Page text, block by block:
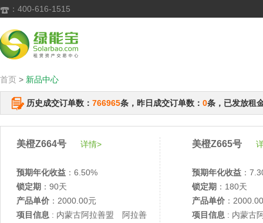
 ：400-616-1515
首页 > 新品中心
历史成交订单数： 766965条，昨日成交订单数： 0条，已发放租
美橙Z664号 详情>
预期年化收益 ：6.50%
锁定期 ：90天
产品单价 ：2000.00元
项目信息 : 内蒙古阿拉善盟 阿拉善
美橙Z665号
预期年化收益 ：
锁定期 ：180天
产品单价 ：
项目信息 : 内蒙古